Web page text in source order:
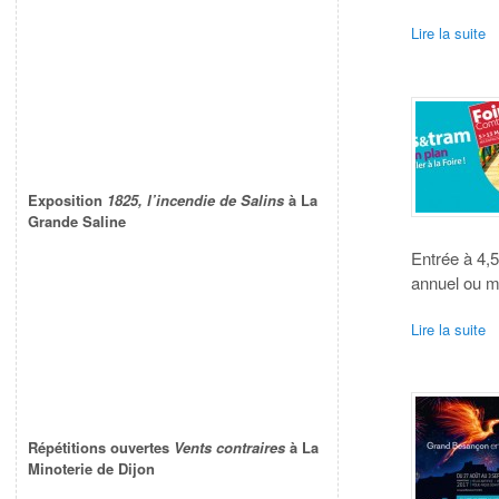
Lire la suite
Entrée à
annuel ou
Lire la suite
Exposition 1825, l’incendie de Salins à La
Grande Saline
Répétitions ouvertes Vents contraires à La
Minoterie de Dijon